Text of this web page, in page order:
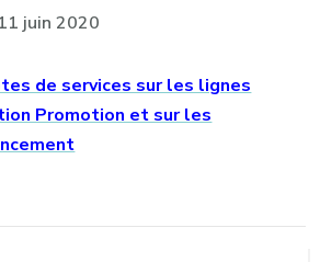
11 juin 2020
de services sur les lignes
Promotion et sur les